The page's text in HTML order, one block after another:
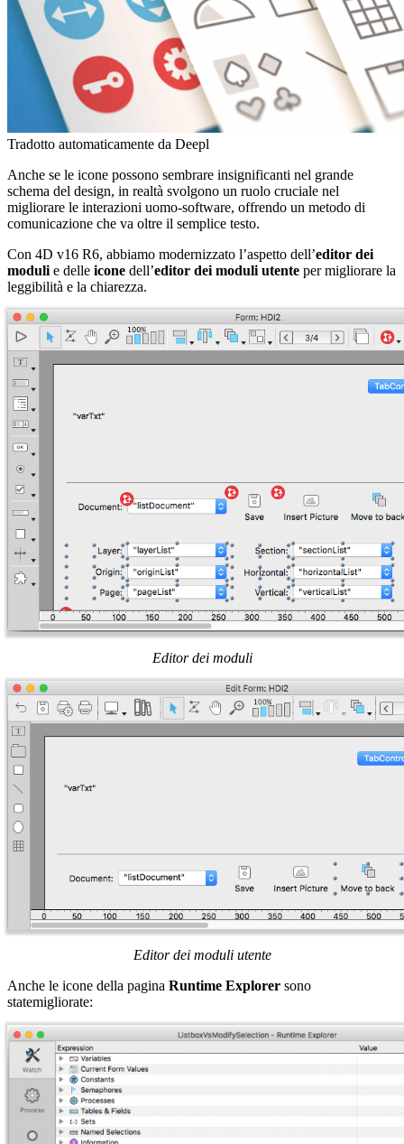
Tradotto automaticamente da Deepl
Anche se le icone possono sembrare insignificanti nel grande
schema del design, in realtà svolgono un ruolo cruciale nel
migliorare le interazioni uomo-software, offrendo un metodo di
comunicazione che va oltre il semplice testo.
Con 4D v16 R6, abbiamo modernizzato l’aspetto dell’editor dei
moduli e delle icone dell’editor dei moduli utente per migliorare la
leggibilità e la chiarezza.
Editor dei moduli
Editor dei moduli utente
Anche le icone della pagina Runtime Explorer sono
statemigliorate: